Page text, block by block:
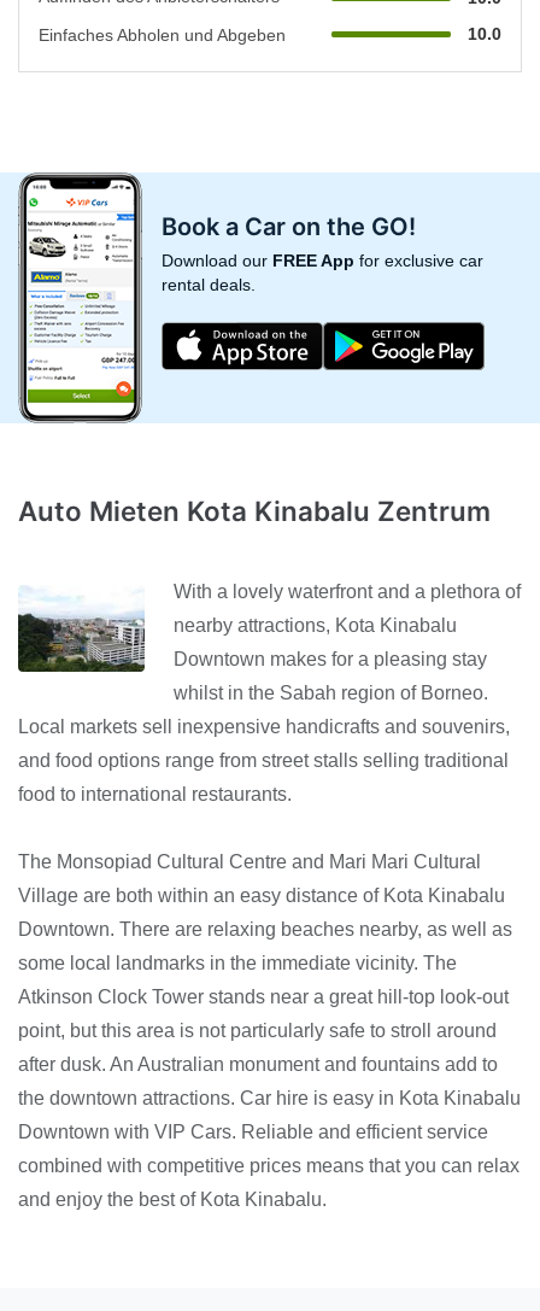
Einfaches Abholen und Abgeben
10.0
Book a Car on the GO!
Download our FREE App for exclusive car
rental deals.
Auto Mieten Kota Kinabalu Zentrum
With a lovely waterfront and a plethora of
nearby attractions, Kota Kinabalu
Downtown makes for a pleasing stay
whilst in the Sabah region of Borneo.
Local markets sell inexpensive handicrafts and souvenirs,
and food options range from street stalls selling traditional
food to international restaurants.
The Monsopiad Cultural Centre and Mari Mari Cultural
Village are both within an easy distance of Kota Kinabalu
Downtown. There are relaxing beaches nearby, as well as
some local landmarks in the immediate vicinity. The
Atkinson Clock Tower stands near a great hill-top look-out
point, but this area is not particularly safe to stroll around
after dusk. An Australian monument and fountains add to
the downtown attractions. Car hire is easy in Kota Kinabalu
Downtown with VIP Cars. Reliable and efficient service
combined with competitive prices means that you can relax
and enjoy the best of Kota Kinabalu.